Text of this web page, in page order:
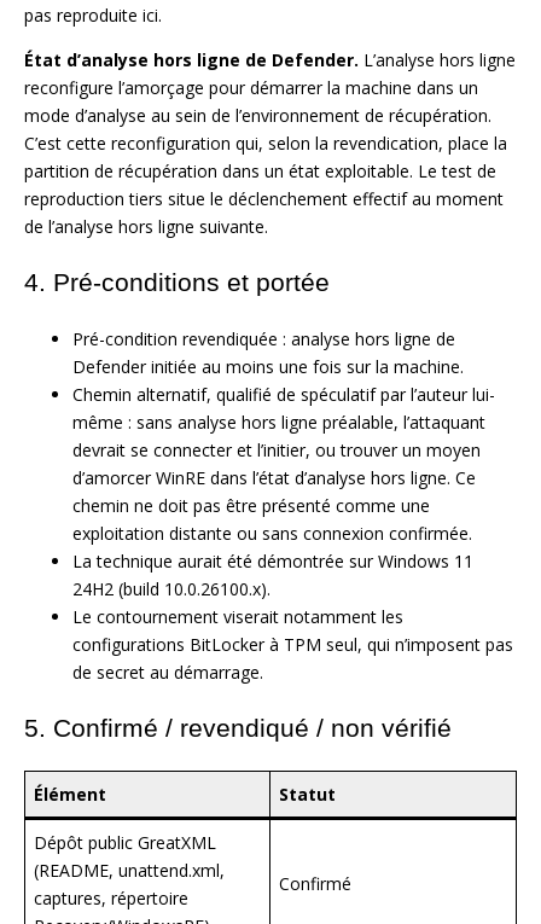
pas reproduite ici.
État d’analyse hors ligne de Defender. L’analyse hors ligne
reconfigure l’amorçage pour démarrer la machine dans un
mode d’analyse au sein de l’environnement de récupération.
C’est cette reconfiguration qui, selon la revendication, place la
partition de récupération dans un état exploitable. Le test de
reproduction tiers situe le déclenchement effectif au moment
de l’analyse hors ligne suivante.
4. Pré-conditions et portée
Pré-condition revendiquée : analyse hors ligne de
Defender initiée au moins une fois sur la machine.
Chemin alternatif, qualifié de spéculatif par l’auteur lui-
même : sans analyse hors ligne préalable, l’attaquant
devrait se connecter et l’initier, ou trouver un moyen
d’amorcer WinRE dans l’état d’analyse hors ligne. Ce
chemin ne doit pas être présenté comme une
exploitation distante ou sans connexion confirmée.
La technique aurait été démontrée sur Windows 11
24H2 (build 10.0.26100.x).
Le contournement viserait notamment les
configurations BitLocker à TPM seul, qui n’imposent pas
de secret au démarrage.
5. Confirmé / revendiqué / non vérifié
Élément Statut
Dépôt public GreatXML
(README, unattend.xml,
captures, répertoire
Confirmé